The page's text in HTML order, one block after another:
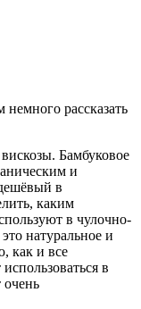
рассказать
Бамбуковое
и
в
каким
в чулочно-
натуральное и
как и все
в
очень